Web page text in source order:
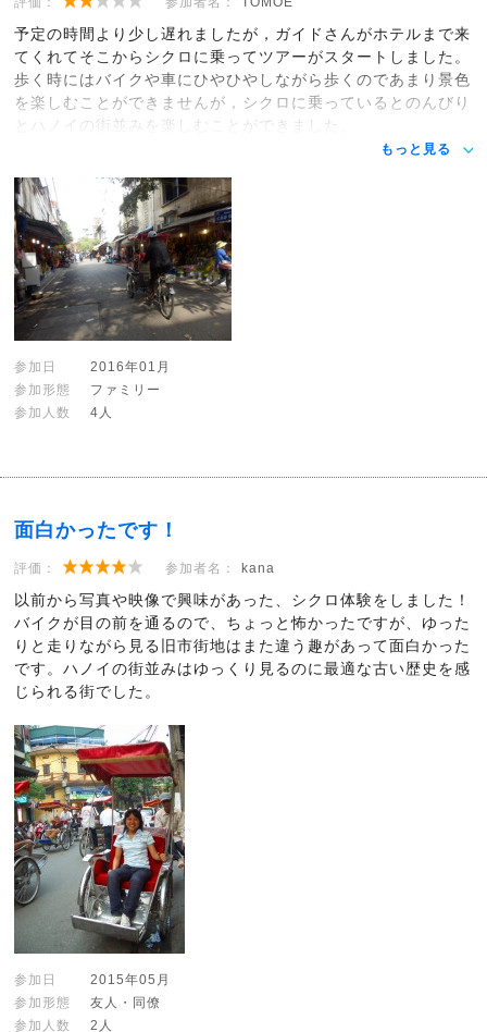
予定の時間より少し遅れましたが，ガイドさんがホテルまで来
てくれてそこからシクロに乗ってツアーがスタートしました。
歩く時にはバイクや車にひやひやしながら歩くのであまり景色
を楽しむことができませんが，シクロに乗っているとのんびり
とハノイの街並みを楽しむことができました。
もっと見る
参加日
2016年01月
参加形態
ファミリー
参加人数
4人
面白かったです！
評価： 参加者名： kana
以前から写真や映像で興味があった、シクロ体験をしました！
バイクが目の前を通るので、ちょっと怖かったですが、ゆった
りと走りながら見る旧市街地はまた違う趣があって面白かった
です。ハノイの街並みはゆっくり見るのに最適な古い歴史を感
じられる街でした。
参加日
2015年05月
参加形態
友人・同僚
参加人数
2人